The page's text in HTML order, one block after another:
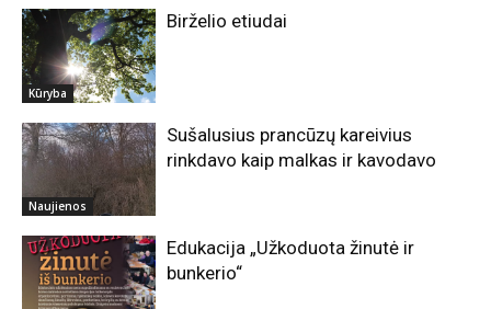
Kūryba
Birželio etiudai
Naujienos
Sušalusius prancūzų kareivius
rinkdavo kaip malkas ir kavodavo
Edukacija „Užkoduota žinutė ir
bunkerio“